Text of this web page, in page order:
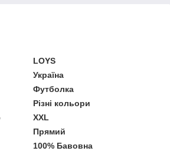
LOYS
Україна
Футболка
Різні кольори
XXL
Прямий
100% Бавовна